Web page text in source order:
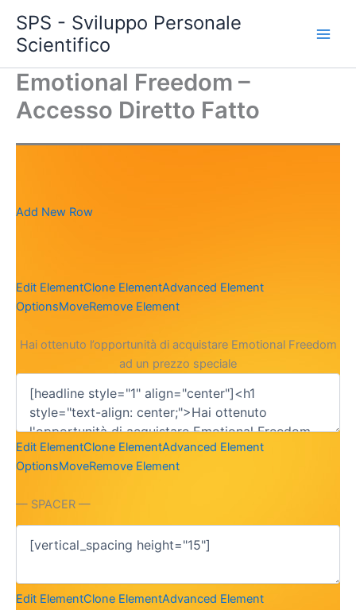
contenuto
SPS - Sviluppo Personale
Scientifico
Emotional Freedom –
Accesso Diretto Fatto
Add New Row
Edit ElementClone ElementAdvanced Element
OptionsMoveRemove Element
Hai ottenuto l’opportunità di acquistare Emotional Freedom
ad un prezzo speciale
Edit ElementClone ElementAdvanced Element
OptionsMoveRemove Element
— SPACER —
Edit ElementClone ElementAdvanced Element